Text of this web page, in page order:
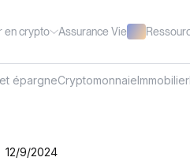
en crypto Assurance Vie
épargneCryptomonnaieImmobilier
12/9/2024